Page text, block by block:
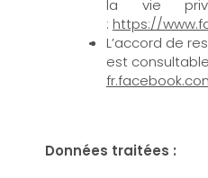
la vie
: https://
L’accord de
est
Données traitées :